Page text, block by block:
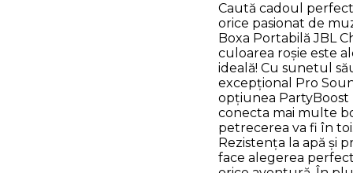
Caută cadoul
orice pasionat de
Boxa Portabilă JBL
culoarea roșie este
ideală! Cu sunetul
excepțional Pro
opțiunea
conecta mai multe
petrecerea va fi în
Rezistența la apă și
face alegerea